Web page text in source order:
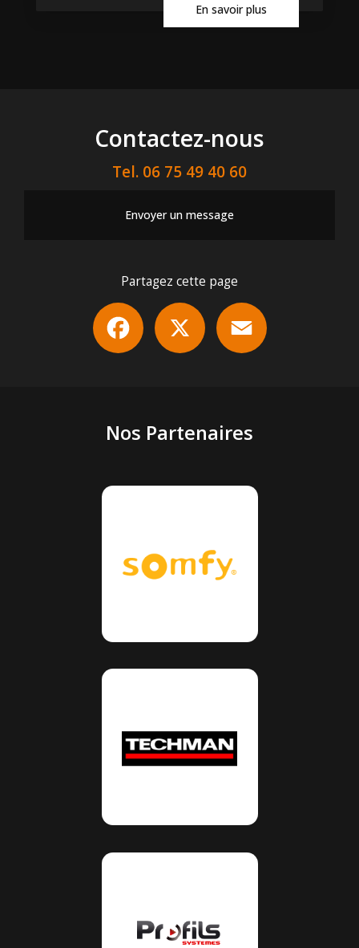
En savoir plus
Contactez-nous
Tel. 06 75 49 40 60
Envoyer un message
Partagez cette page
Facebook
Nos Partenaires